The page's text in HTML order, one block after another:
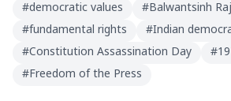
#democratic values #Balwantsinh
#fundamental rights #Indian
#Constitution Assassination Day #
#Freedom of the Press